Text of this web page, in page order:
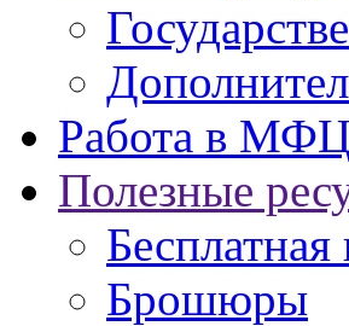
Работа в МФЦ
Полезные
Брошюры